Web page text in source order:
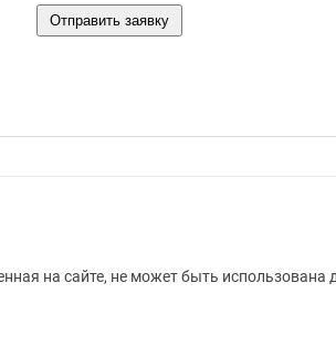
на сайте, не может быть использована